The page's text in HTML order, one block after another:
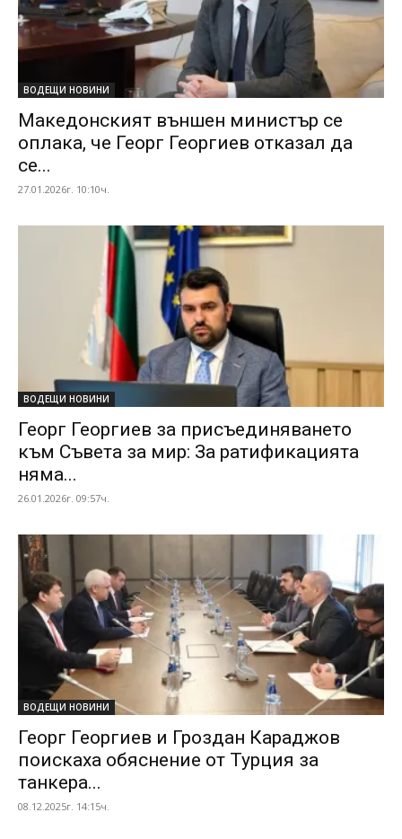
ВОДЕЩИ НОВИНИ
Македонският външен министър се
оплака, че Георг Георгиев отказал да
се...
27.01.2026г. 10:10ч.
ВОДЕЩИ НОВИНИ
Георг Георгиев за присъединяването
към Съвета за мир: За ратификацията
няма...
26.01.2026г. 09:57ч.
ВОДЕЩИ НОВИНИ
Георг Георгиев и Гроздан Караджов
поискаха обяснение от Турция за
танкера...
08.12.2025г. 14:15ч.